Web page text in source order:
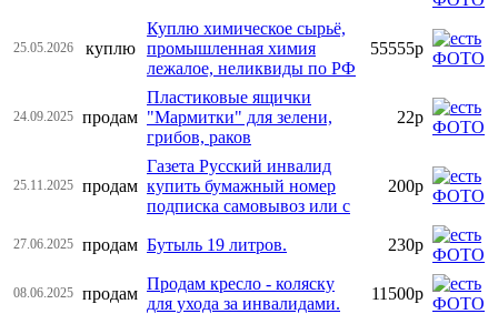
25.05.2026 куплю
Куплю химическое сырьё,
промышленная химия
лежалое, неликвиды по РФ
55555р
24.09.2025 продам
Пластиковые ящички
"Мармитки" для зелени,
грибов, раков
22р
25.11.2025 продам
Газета Русский инвалид
купить бумажный номер
подписка самовывоз или с
200р
27.06.2025 продам Бутыль 19 литров. 230р
08.06.2025 продам
Продам кресло - коляску
для ухода за инвалидами.
11500р